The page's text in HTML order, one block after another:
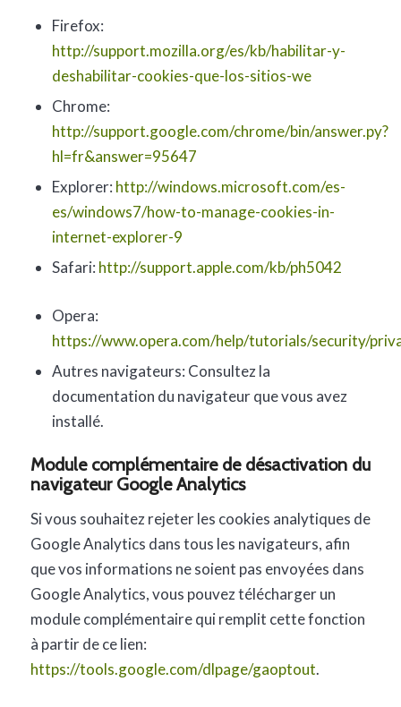
Firefox:
http://support.mozilla.org/es/kb/habilitar-y-
deshabilitar-cookies-que-los-sitios-we
Chrome:
http://support.google.com/chrome/bin/answer.py?
hl=fr&answer=95647
Explorer: http://windows.microsoft.com/es-
es/windows7/how-to-manage-cookies-in-
internet-explorer-9
Safari: http://support.apple.com/kb/ph5042
Opera:
https://www.opera.com/help/tutorials/security/
Autres navigateurs: Consultez la
documentation du navigateur que vous avez
installé.
Module complémentaire de désactivation du
navigateur Google Analytics
Si vous souhaitez rejeter les cookies analytiques de
Google Analytics dans tous les navigateurs, afin
que vos informations ne soient pas envoyées dans
Google Analytics, vous pouvez télécharger un
module complémentaire qui remplit cette fonction
à partir de ce lien:
https://tools.google.com/dlpage/gaoptout.